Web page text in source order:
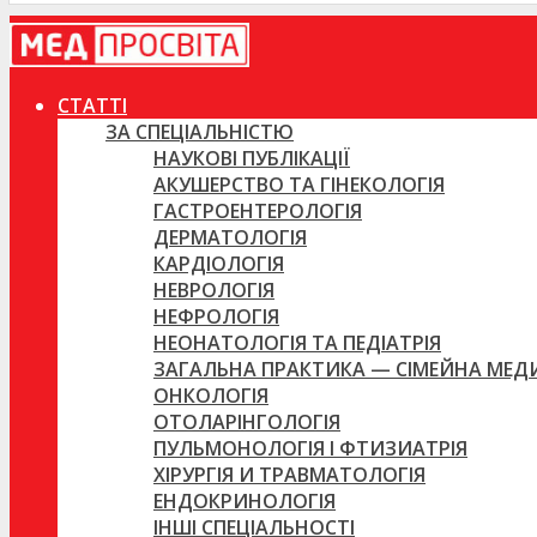
СТАТТІ
ЗА СПЕЦІАЛЬНІСТЮ
НАУКОВІ ПУБЛІКАЦІЇ
АКУШЕРСТВО ТА ГІНЕКОЛОГІЯ
ГАСТРОЕНТЕРОЛОГІЯ
ДЕРМАТОЛОГІЯ
КАРДІОЛОГІЯ
НЕВРОЛОГІЯ
НЕФРОЛОГІЯ
НЕОНАТОЛОГІЯ ТА ПЕДІАТРІЯ
ЗАГАЛЬНА ПРАКТИКА — СІМЕЙНА
ОНКОЛОГІЯ
ОТОЛАРІНГОЛОГІЯ
ПУЛЬМОНОЛОГІЯ І ФТИЗИАТРІЯ
ХІРУРГІЯ И ТРАВМАТОЛОГІЯ
ЕНДОКРИНОЛОГІЯ
ІНШІ СПЕЦІАЛЬНОСТІ